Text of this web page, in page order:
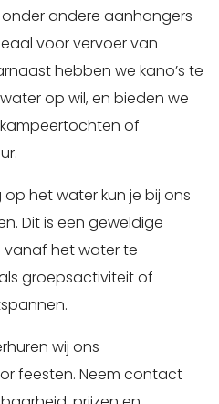
onder andere aanhangers
voor vervoer van
hebben we kano’s te
op wil, en bieden we
of
het water kun je bij ons
Dit is een geweldige
het water te
groepsactiviteit of
wij ons
feesten. Neem contact